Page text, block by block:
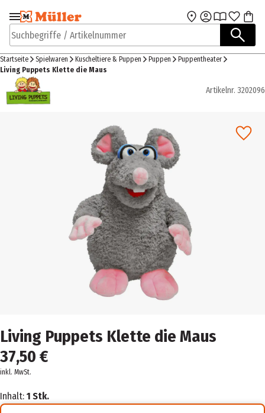
Zur Navigation
springen
Zum Hauptinhalt
Suchbegriffe / Artikelnummer
Startseite Spielwaren Kuscheltiere & Puppen Puppen
Puppentheater
Living Puppets Klette die Maus
Artikelnr. 3202096
Living Puppets Klette die Maus
37,50 €
inkl. MwSt.
Inhalt: 1 Stk.